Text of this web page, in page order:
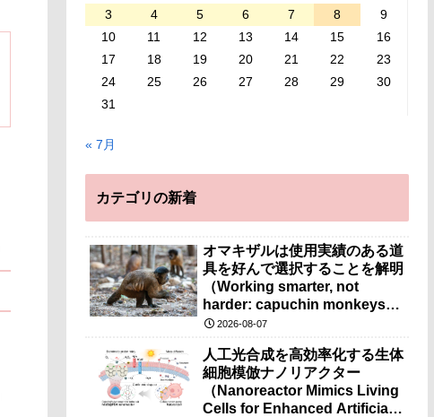
3
4 5 6 7 8
9
10
11 12 13 14 15
16
17
18 19 20 21 22
23
24
25 26 27 28 29
30
31
« 7月
カテゴリの新着
オマキザルは使用実績のある道
具を好んで選択することを解明
（Working smarter, not
harder: capuchin monkeys
prefer pre-used tools）
2026-08-07
人工光合成を高効率化する生体
細胞模倣ナノリアクター
（Nanoreactor Mimics Living
Cells for Enhanced Artificial